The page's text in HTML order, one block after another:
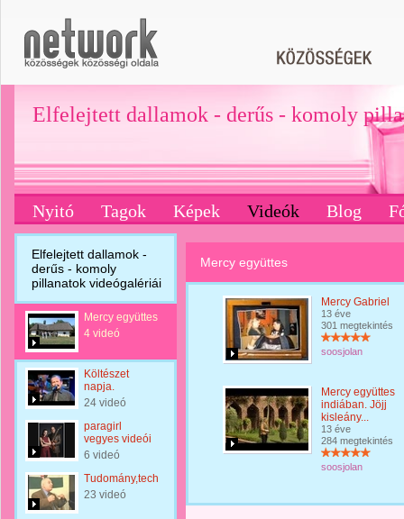
Elfelejtett dallamok - derűs - komoly
Nyitó Tagok Képek Videók Blog
Elfelejtett dallamok -
derűs - komoly
pillanatok videógalériái
Mercy együttes
4 videó
Költészet
napja.
24 videó
paragirl
vegyes videói
6 videó
Tudomány,technika
23 videó
Mercy együttes
Mercy Gabriel
13 éve
301 megtekintés
soosjolan
Mercy együttes
indiában. Jöjj
kisleány...
13 éve
284 megtekintés
soosjolan